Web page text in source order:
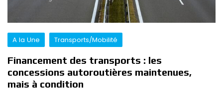
A la Une Transports/Mobilité
Financement des transports : les
concessions autoroutières maintenues,
mais à condition